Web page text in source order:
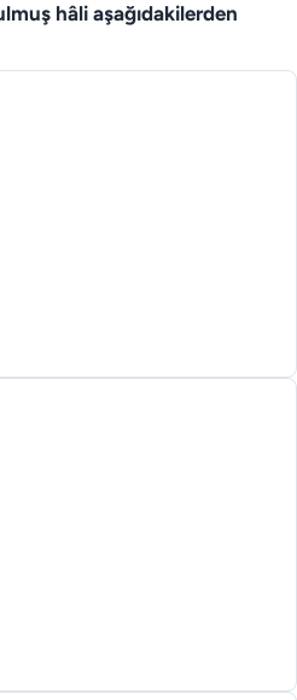
hâli aşağıdakilerden